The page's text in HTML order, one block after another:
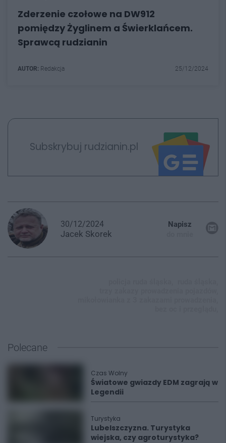
Zderzenie czołowe na DW912
pomiędzy Żyglinem a Świerklańcem.
Sprawcą rudzianin
AUTOR: Redakcja 25/12/2024
Subskrybuj rudzianin.pl
30/12/2024
Jacek Skorek
Napisz
Polecane
Czas Wolny
Światowe gwiazdy EDM zagrają w
Legendii
Turystyka
Lubelszczyzna. Turystyka
wiejska, czy agroturystyka?